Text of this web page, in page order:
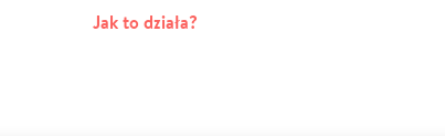
Jak to działa?